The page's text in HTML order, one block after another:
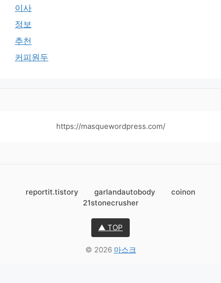
이사
정보
추천
커피원두
https://masquewordpress.com/
reportit.tistory garlandautobody
coinon
21stonecrusher
▲ TOP
© 2026 마스크